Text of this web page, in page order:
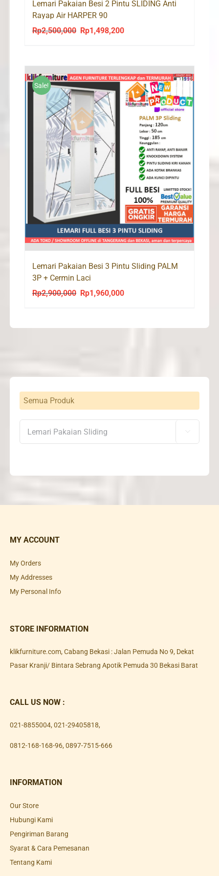
Lemari Pakaian Besi 2 Pintu SLIDING Anti
Rayap Air HARPER 90
Rp2,500,000
Original
Rp1,498,200Current
Sale!
Lemari Pakaian Besi 3 Pintu Sliding PALM
3P + Cermin Laci
Rp2,900,000
Original
Rp1,960,000Current
Semua Produk

MY ACCOUNT
My Orders
My Addresses
My Personal Info
STORE INFORMATION
klikfurniture.com, Cabang Bekasi : Jalan Pemuda No 9, Dekat
Pasar Kranji/ Bintara Sebrang Apotik Pemuda 30 Bekasi Barat
CALL US NOW :
021-8855004, 021-29405818,
0812-168-168-96, 0897-7515-666
INFORMATION
Our Store
Hubungi Kami
Pengiriman Barang
Syarat & Cara Pemesanan
Tentang Kami